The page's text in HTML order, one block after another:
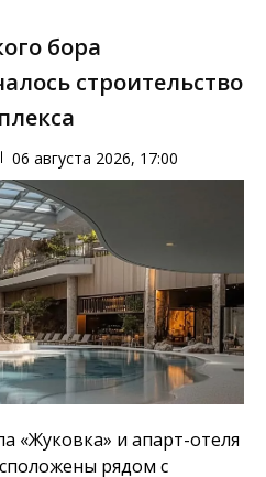
бора
строительство
06 августа 2026, 17:00
«Жуковка» и апарт-отеля
рядом с